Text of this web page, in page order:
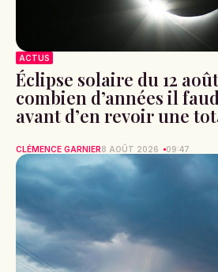
ACTUS
Éclipse solaire du 12
combien d’années il
avant d’en revoir une
CLÉMENCE GARNIER8 AOÛT 2026 09:47